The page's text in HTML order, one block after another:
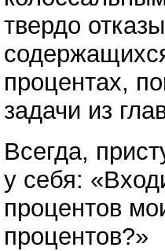
твердо
процентах,
задачи из
Всегда,
у себя:
процентов
процентов?»